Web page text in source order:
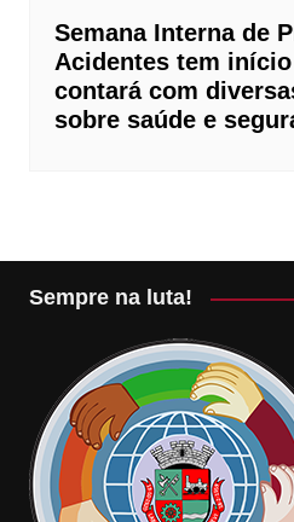
Semana Interna de
Acidentes tem
contará com
sobre saúde e
Sempre na luta!